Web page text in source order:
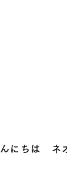
にちは ネ